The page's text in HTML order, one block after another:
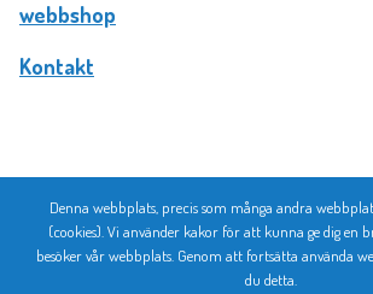
webbshop
Kontakt
© 2026 Bromma Kortförlag
Denna webbplats, precis som många andra
(cookies). Vi använder kakor för att kunna ge dig en
besöker vår webbplats. Genom att fortsätta använda
du detta.